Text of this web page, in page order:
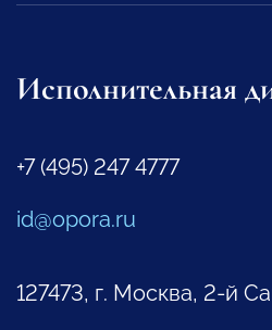
Исполнительная
+7 (495) 247 4777
id@opora.ru
127473, г. Москва, 2-й